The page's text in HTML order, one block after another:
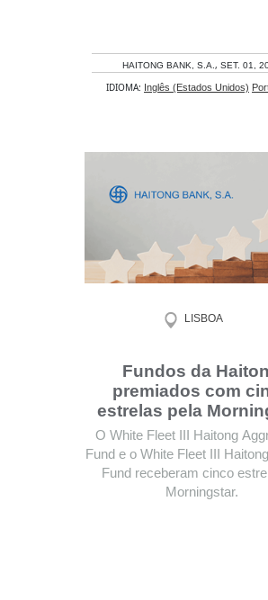
HAITONG BANK, S.A. , SET. 01,
IDIOMA: Inglês (Estados Unidos)
LISBOA
Fundos da
premiados com
estrelas pela
O White Fleet III Haitong
Fund e o White Fleet III
Fund receberam cinco
Morningstar.